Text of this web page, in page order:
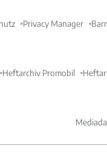
Privacy Manager
Heftarchiv Promobil